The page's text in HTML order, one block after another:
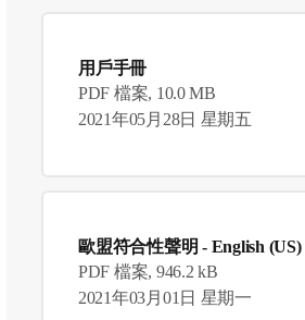
用戶手冊
PDF 檔案, 10.0 MB
2021年05月28日 星期五
歐盟符合性聲明 - English (US)
PDF 檔案, 946.2 kB
2021年03月01日 星期一